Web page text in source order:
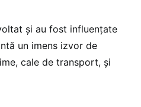
și au fost influențate
un imens izvor de
cale de transport, și